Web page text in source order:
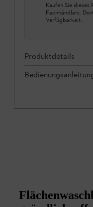
Kaufen Sie dieses
Fachhändlers.
Verfügbarkeit.
Produktdetails